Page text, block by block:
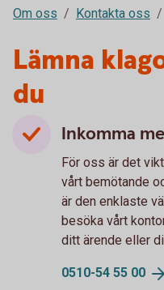
Om oss Kontakta oss
Lämna
du
Inkomma
För oss är det
vårt bemötande
är den enklaste
besöka vårt
ditt ärende eller
0510-54 55 00